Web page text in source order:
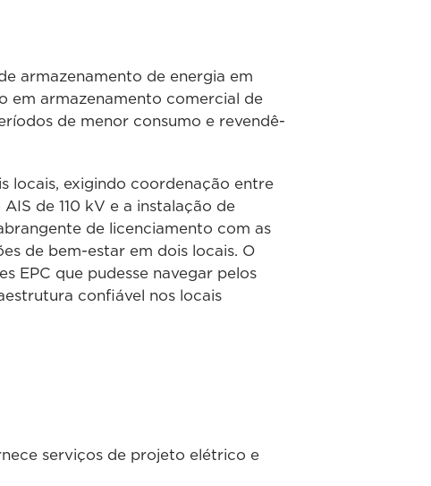
armazenamento de energia em
em armazenamento comercial de
de menor consumo e revendê-
locais, exigindo coordenação entre
de 110 kV e a instalação de
de licenciamento com as
de bem-estar em dois locais. O
EPC que pudesse navegar pelos
confiável nos locais
serviços de projeto elétrico e